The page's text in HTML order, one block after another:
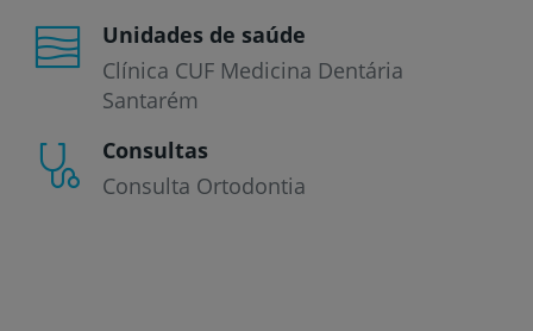
Unidades de saúde
Clínica CUF Medicina Dentária
Santarém
Consultas
Consulta Ortodontia